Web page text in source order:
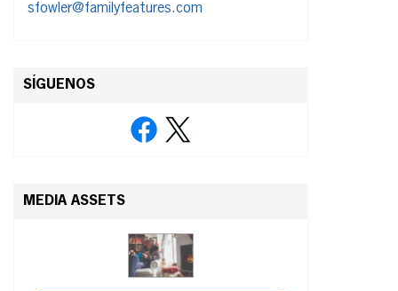
sfowler@familyfeatures.com
SÍGUENOS
MEDIA ASSETS